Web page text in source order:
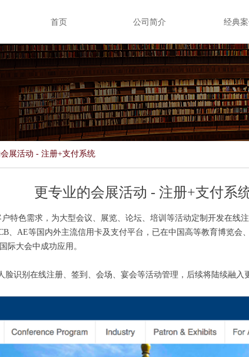
首页 公司简介 经典案
更专业的会展活动 - 注册+支付系
展活动 - 注册+支付系统
特色需求，为大型会议、展览、论坛、培训等活动定制开发在线
、AE等国内外主流信用卡及支付平台，已在中国高等教育博览会
际大会中成功应用。
脸识别在线注册、签到、会场、宴会等活动管理，后续将陆续融入